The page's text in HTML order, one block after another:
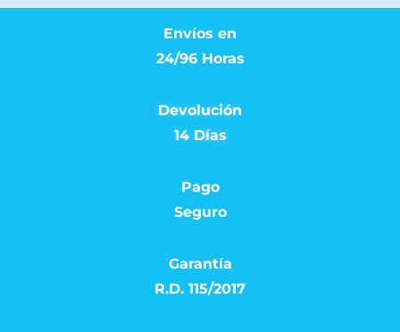
Envíos en
24/96 Horas
Devolución
14 Días
Pago
Seguro
Garantía
R.D. 115/2017